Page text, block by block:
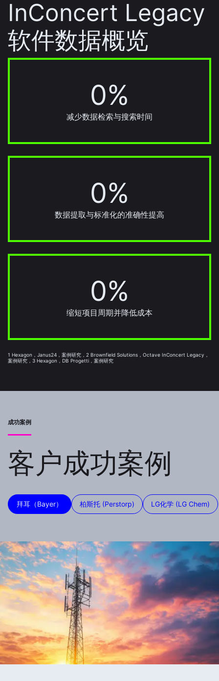
InConcert Legacy
软件数据概览
0%
95%
减少数据检索与搜索时间
0%
90%
数据提取与标准化的准确性提高
0%
20%
缩短项目周期并降低成本
1 Hexagon，Janus24，案例研究，2 Brownfield Solutions，Octave InConcert Legacy，
案例研究，3 Hexagon，DB Progetti，案例研究
成功案例
客户成功案例
拜耳（Bayer） 柏斯托 (Perstorp) LG化学 (LG Chem)